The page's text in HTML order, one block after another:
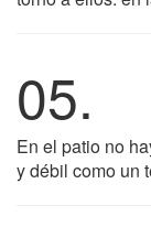
05.
En el patio no
y débil como un